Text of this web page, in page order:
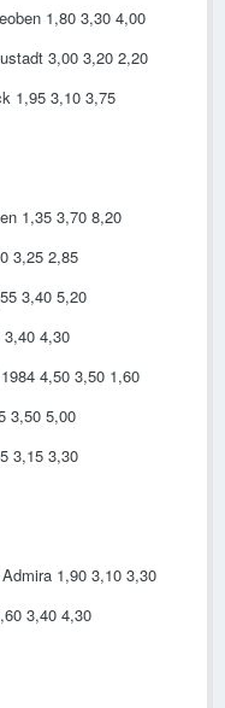
1,80 3,30 4,00
3,00 3,20 2,20
1,95 3,10 3,75
1,35 3,70 8,20
3,25 2,85
3,40 5,20
4,30
4,50 3,50 1,60
3,50 5,00
3,15 3,30
1,90 3,10 3,30
3,40 4,30